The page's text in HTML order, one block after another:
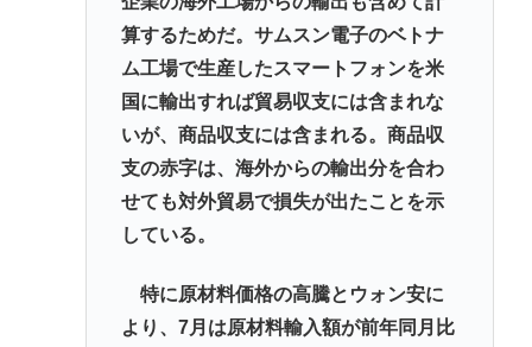
算するためだ。サムスン電子のベトナ
ム工場で生産したスマートフォンを米
国に輸出すれば貿易収支には含まれな
いが、商品収支には含まれる。商品収
支の赤字は、海外からの輸出分を合わ
せても対外貿易で損失が出たことを示
している。
特に原材料価格の高騰とウォン安に
より、7月は原材料輸入額が前年同月比